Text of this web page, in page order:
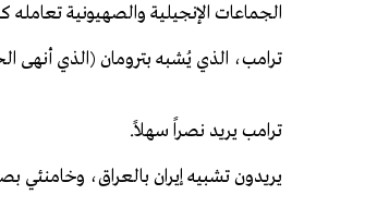
الجماعات الإنجيلية والصهيونية
ترامب، الذي يُشبه بترومان (الذي أنهى
ترامب يريد نصراً سهلاً.
يريدون تشبيه إيران بالعراق، وخامنئي